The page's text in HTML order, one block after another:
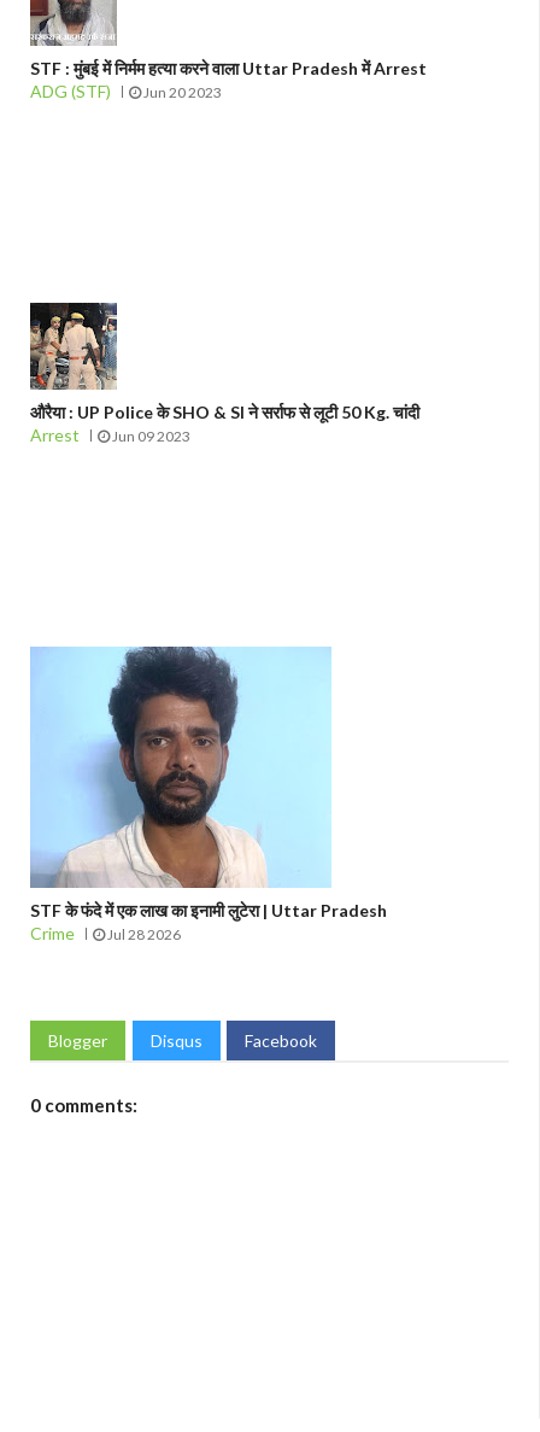
STF : मुंबई में निर्मम हत्या करने वाला Uttar Pradesh में Arrest
ADG (STF)
Jun 20 2023
औरैया : UP Police के SHO & SI ने सर्राफ से लूटी 50 Kg. चांदी
Arrest
Jun 09 2023
STF के फंदे में एक लाख का इनामी लुटेरा | Uttar Pradesh
Crime
Jul 28 2026
Blogger Disqus Facebook
0 comments: